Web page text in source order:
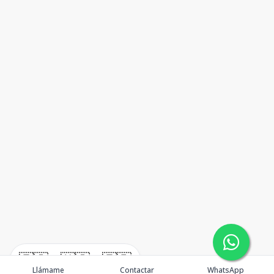
🇪🇸 🇺🇸 🇫🇷
Llámame Contactar WhatsApp